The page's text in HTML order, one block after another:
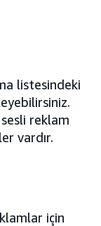
listesindeki
reklam
vardır.
için